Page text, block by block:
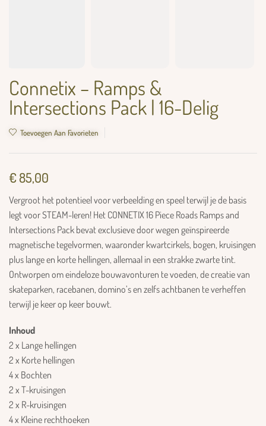
Connetix – Ramps &
Intersections Pack | 16-Delig
Toevoegen Aan Favorieten
€ 85,00
Vergroot het potentieel voor verbeelding en speel terwijl je de basis
legt voor STEAM-leren! Het CONNETIX 16 Piece Roads Ramps and
Intersections Pack bevat exclusieve door wegen geïnspireerde
magnetische tegelvormen, waaronder kwartcirkels, bogen, kruisingen
plus lange en korte hellingen, allemaal in een strakke zwarte tint.
Ontworpen om eindeloze bouwavonturen te voeden, de creatie van
skateparken, racebanen, domino’s en zelfs achtbanen te verheffen
terwijl je keer op keer bouwt.
Inhoud
2 x Lange hellingen
2 x Korte hellingen
4 x Bochten
2 x T-kruisingen
2 x R-kruisingen
4 x Kleine rechthoeken